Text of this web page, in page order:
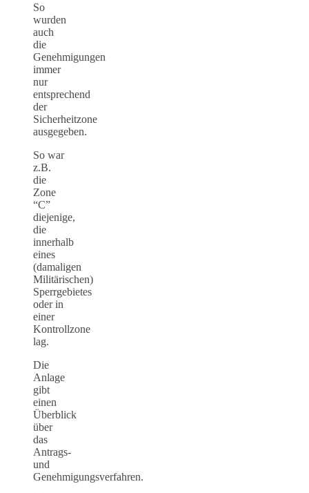
So
wurden
auch
die
Genehmigungen
immer
nur
entsprechend
der
Sicherheitzone
ausgegeben.
So war
z.B.
die
Zone
“C”
diejenige,
die
innerhalb
eines
(damaligen
Militärischen)
Sperrgebietes
oder in
einer
Kontrollzone
lag.
Die
Anlage
gibt
einen
Überblick
über
das
Antrags-
und
Genehmigungsverfahren.